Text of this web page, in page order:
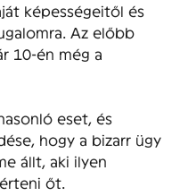
képességeitől és
Az előbb
10-én még a
eset, és
hogy a bizarr ügy
állt, aki ilyen
őt.